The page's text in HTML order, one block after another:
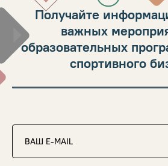
Получайте
важных
образовательных
спортивного